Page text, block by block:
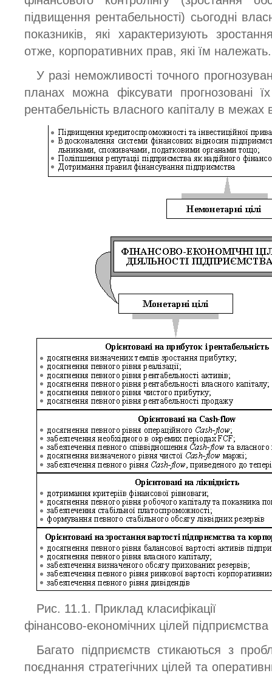
підвищення рентабельності) сьогодні
показників, які характеризують
отже, корпоративних прав, які їм належать.
У разі неможливості точного
планах можна фіксувати прогнозовані
рентабельність власного капіталу в межах
Рис. 11.1. Приклад класифікації
фінансово-економічних цілей підприємства
Багато підприємств стикаються з
поєднання стратегічних цілей та